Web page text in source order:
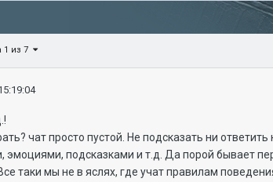
1 из 7
чат просто пустой. Не подсказать ни
эмоциями, подсказками и т.д. Да порой бывает
таки мы не в яслях, где учат правилам